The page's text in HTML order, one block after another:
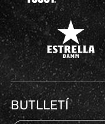
BUTLLETÍ